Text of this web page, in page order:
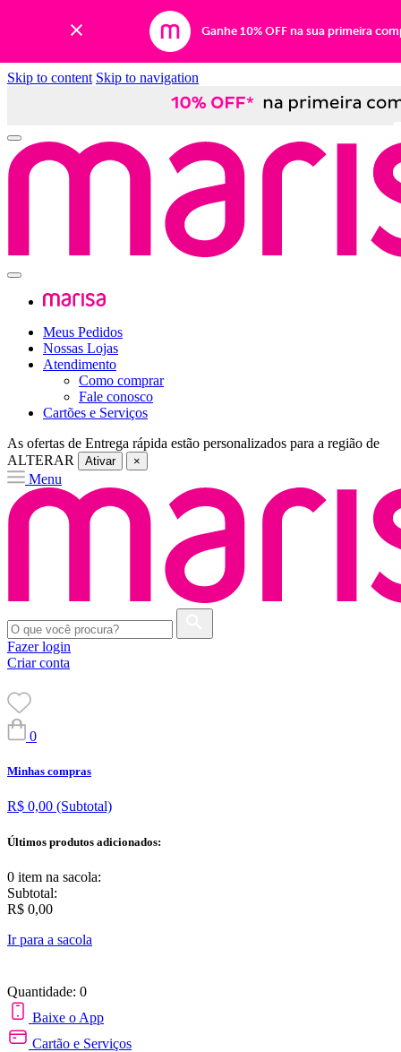
Ganhe 10% OFF na sua primeira
Skip to content Skip to navigation
Meus Pedidos
Nossas Lojas
Atendimento
Como comprar
Fale conosco
Cartões e Serviços
As ofertas de Entrega rápida estão personalizados para a região de
ALTERAR
Ativar ×
Menu
Fazer login
Criar conta
0
Minhas compras
R$ 0,00 (Subtotal)
Últimos produtos adicionados:
0 item na sacola:
Subtotal:
R$ 0,00
Ir para a sacola
Quantidade: 0
Baixe o App
Cartão e Serviços